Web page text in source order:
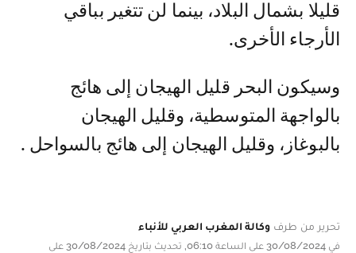
قليلا بشمال البلاد، بينما لن تتغير بباقي
الأرجاء الأخرى.
وسيكون البحر قليل الهيجان إلى هائج
بالواجهة المتوسطية، وقليل الهيجان
بالبوغاز، وقليل الهيجان إلى هائج بالسواحل .
تحرير من طرف وكالة المغرب العربي للأنباء
في 30/08/2024 على الساعة 06:10, تحديث بتاريخ 30/08/2024 على